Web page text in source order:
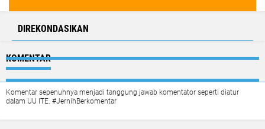
DIREKONDASIKAN
KOMENTAR
Komentar sepenuhnya menjadi tanggung jawab komentator seperti diatur
dalam UU ITE. #JernihBerkomentar